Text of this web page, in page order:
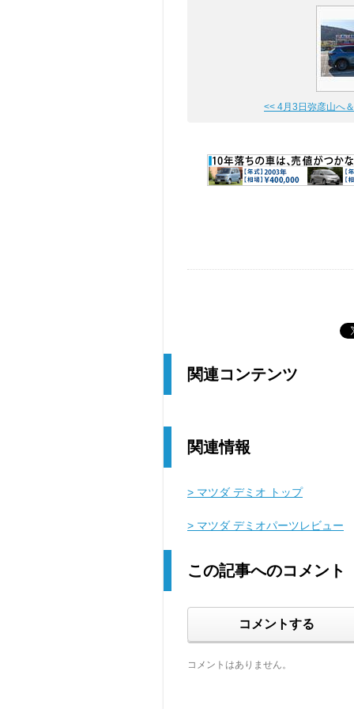
<< 4月3日弥彦山へ
関連コンテンツ
関連情報
> マツダ デミオ トップ
> マツダ デミオパーツレビュー
この記事へのコメント
コメントする
コメントはありません。